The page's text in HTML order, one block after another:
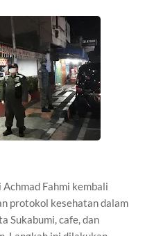
Fahmi kembali
protokol kesehatan dalam
Sukabumi, cafe, dan